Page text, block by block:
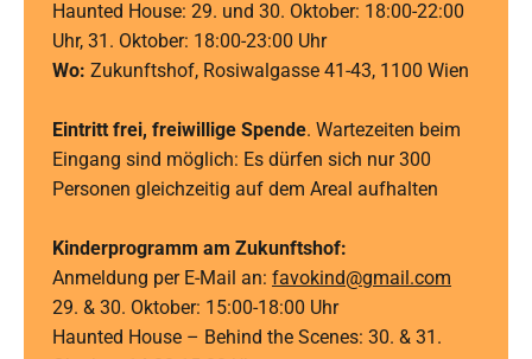
Haunted House: 29. und 30. Oktober: 18:00-22:00
Uhr, 31. Oktober: 18:00-23:00 Uhr
Wo: Zukunftshof, Rosiwalgasse 41-43, 1100 Wien
Eintritt frei, freiwillige Spende. Wartezeiten beim
Eingang sind möglich: Es dürfen sich nur 300
Personen gleichzeitig auf dem Areal aufhalten
Kinderprogramm am Zukunftshof:
Anmeldung per E-Mail an: favokind@gmail.com
29. & 30. Oktober: 15:00-18:00 Uhr
Haunted House – Behind the Scenes: 30. & 31.